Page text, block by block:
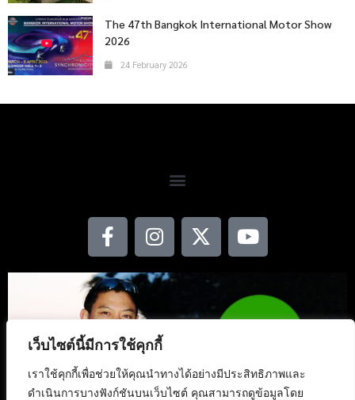
เว็บไซต์นี้มีการใช้คุกกี้
เราใช้คุกกี้เพื่อช่วยให้คุณนำทางได้อย่างมีประสิทธิภาพและ
ดำเนินการบางฟังก์ชันบนเว็บไซต์ คุณสามารถดูข้อมูลโดย
The 47th Bangkok International Motor Show
2026
24 February 2026